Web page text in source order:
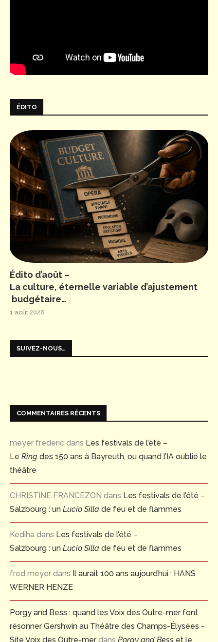
ÉDITO
Édito d’août –
La culture, éternelle variable d’ajustement
budgétaire…
1 août 2026
SUIVEZ-NOUS…
COMMENTAIRES RÉCENTS
meyer frederic dans Les festivals de l’été –
Le Ring des 150 ans à Bayreuth, ou quand l’IA oublie le
théâtre
CHRISTINE FRANCEZON dans Les festivals de l’été –
Salzbourg : un Lucio Silla de feu et de flammes
Kediha dans Les festivals de l’été –
Salzbourg : un Lucio Silla de feu et de flammes
fred meyer dans Il aurait 100 ans aujourd’hui : HANS
WERNER HENZE
Porgy and Bess : quand les Voix des Outre-mer font
résonner Gershwin au Théâtre des Champs-Élysées -
Site Voix des Outre-merdans Porgy and Bess et le